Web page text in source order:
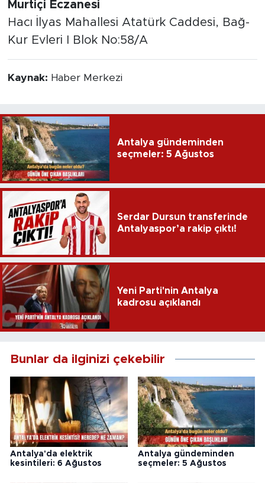
Murtiçi Eczanesi
Hacı İlyas Mahallesi Atatürk Caddesi, Bağ-
Kur Evleri I Blok No:58/A
Kaynak: Haber Merkezi
Antalya gündeminden
seçmeler: 5 Ağustos
Serdar Dursun transferinde
Antalyaspor’a rakip çıktı!
Yeni Parti'nin Antalya
kadrosu açıklandı
Bunlar da ilginizi çekebilir
Antalya'da elektrik
kesintileri: 6 Ağustos
Antalya gündeminden
seçmeler: 5 Ağustos